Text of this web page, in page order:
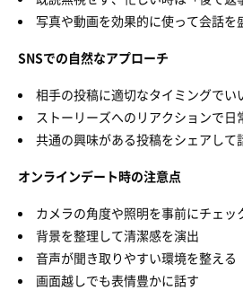
写真や動画を効果的に使って会話を
SNSでの自然なアプローチ
相手の投稿に適切なタイミングでい
ストーリーズへのリアクションで日
共通の興味がある投稿をシェアして
オンラインデート時の注意点
カメラの角度や照明を事前にチェッ
背景を整理して清潔感を演出
音声が聞き取りやすい環境を整える
画面越しでも表情豊かに話す